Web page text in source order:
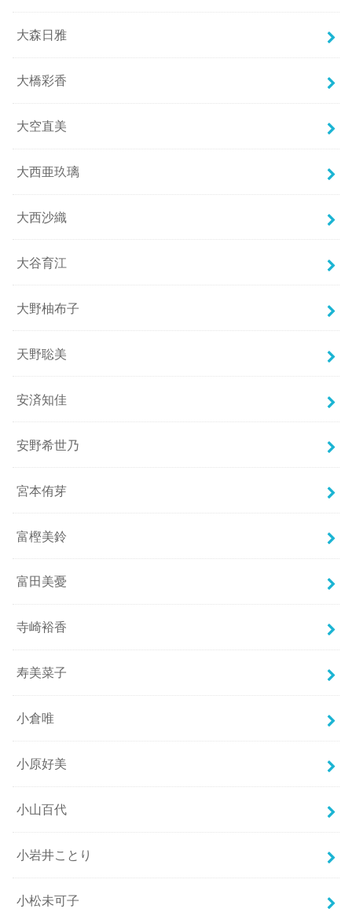
大森日雅
大橋彩香
大空直美
大西亜玖璃
大西沙織
大谷育江
大野柚布子
天野聡美
安済知佳
安野希世乃
宮本侑芽
富樫美鈴
富田美憂
寺崎裕香
寿美菜子
小倉唯
小原好美
小山百代
小岩井ことり
小松未可子